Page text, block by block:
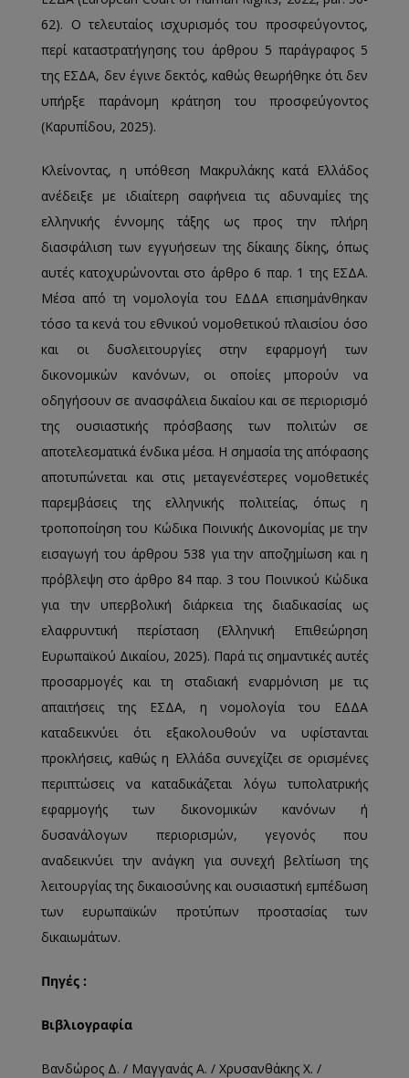
62). Ο τελευταίος ισχυρισμός του προσφεύγοντος,
περί καταστρατήγησης του άρθρου 5 παράγραφος 5
της ΕΣΔΑ, δεν έγινε δεκτός, καθώς θεωρήθηκε ότι δεν
υπήρξε παράνομη κράτηση του προσφεύγοντος
(Καρυπίδου, 2025).
Κλείνοντας, η υπόθεση Μακρυλάκης κατά Ελλάδος
ανέδειξε με ιδιαίτερη σαφήνεια τις αδυναμίες της
ελληνικής έννομης τάξης ως προς την πλήρη
διασφάλιση των εγγυήσεων της δίκαιης δίκης, όπως
αυτές κατοχυρώνονται στο άρθρο 6 παρ. 1 της ΕΣΔΑ.
Μέσα από τη νομολογία του ΕΔΔΑ επισημάνθηκαν
τόσο τα κενά του εθνικού νομοθετικού πλαισίου όσο
και οι δυσλειτουργίες στην εφαρμογή των
δικονομικών κανόνων, οι οποίες μπορούν να
οδηγήσουν σε ανασφάλεια δικαίου και σε περιορισμό
της ουσιαστικής πρόσβασης των πολιτών σε
αποτελεσματικά ένδικα μέσα. Η σημασία της απόφασης
αποτυπώνεται και στις μεταγενέστερες νομοθετικές
παρεμβάσεις της ελληνικής πολιτείας, όπως η
τροποποίηση του Κώδικα Ποινικής Δικονομίας με την
εισαγωγή του άρθρου 538 για την αποζημίωση και η
πρόβλεψη στο άρθρο 84 παρ. 3 του Ποινικού Κώδικα
για την υπερβολική διάρκεια της διαδικασίας ως
ελαφρυντική περίσταση (Ελληνική Επιθεώρηση
Ευρωπαϊκού Δικαίου, 2025). Παρά τις σημαντικές αυτές
προσαρμογές και τη σταδιακή εναρμόνιση με τις
απαιτήσεις της ΕΣΔΑ, η νομολογία του ΕΔΔΑ
καταδεικνύει ότι εξακολουθούν να υφίστανται
προκλήσεις, καθώς η Ελλάδα συνεχίζει σε ορισμένες
περιπτώσεις να καταδικάζεται λόγω τυπολατρικής
εφαρμογής των δικονομικών κανόνων ή
δυσανάλογων περιορισμών, γεγονός που
αναδεικνύει την ανάγκη για συνεχή βελτίωση της
λειτουργίας της δικαιοσύνης και ουσιαστική εμπέδωση
των ευρωπαϊκών προτύπων προστασίας των
δικαιωμάτων.
Πηγές :
Βιβλιογραφία
Βανδώρος Δ. / Μαγγανάς Α. / Χρυσανθάκης Χ. /